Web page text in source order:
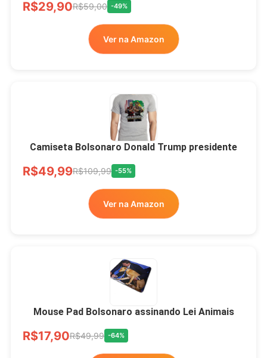
Ver no MERCADO
LIVRE
R$29,90R$59,00 -49%
Ver na Amazon
Camiseta Bolsonaro Donald Trump presidente
R$49,99R$109,99 -55%
Ver na Amazon
Mouse Pad Bolsonaro assinando Lei Animais
R$17,90R$49,99 -64%